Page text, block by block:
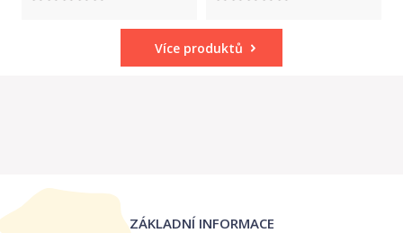
Více produktů
ZÁKLADNÍ INFORMACE